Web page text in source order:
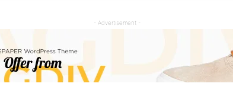
- Advertisement -